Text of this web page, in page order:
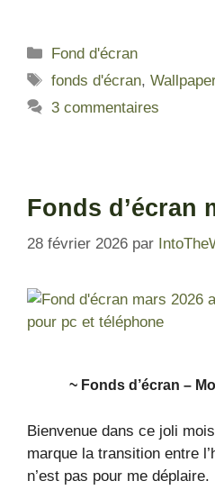
Fond d'écran
fonds d'écran,
3 commentaires
Fonds d’écran
28 février 2026 par
~ Fonds d’écran –
Bienvenue dans ce joli
marque la transition entre
n’est pas pour me déplaire.